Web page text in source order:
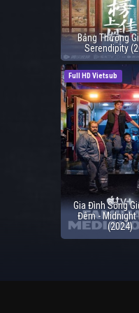
Bảng Thượng
Serendipity
Full HD Vietsub
Gia Đình Sống
Đêm - Midnight
(2024)